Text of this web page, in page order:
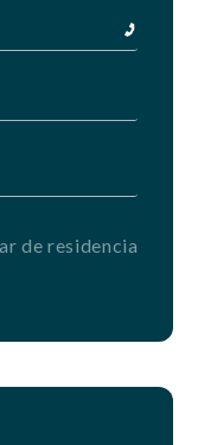
de residencia